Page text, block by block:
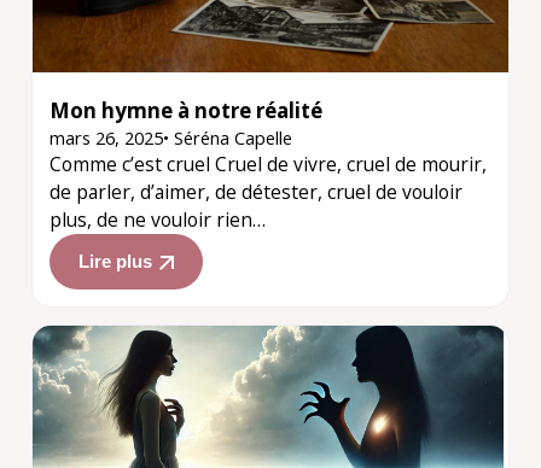
Mon hymne à notre réalité
mars 26, 2025•Séréna Capelle
Comme c’est cruel Cruel de vivre, cruel de mourir,
de parler, d’aimer, de détester, cruel de vouloir
plus, de ne vouloir rien…
Lire plus